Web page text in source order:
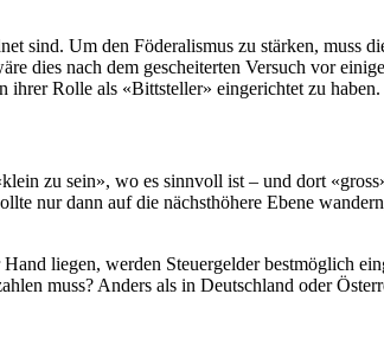
sind. Um den Föderalismus zu stärken, muss
dies nach dem gescheiterten Versuch vor
ihrer Rolle als «Bittsteller» eingerichtet zu haben.
zu sein», wo es sinnvoll ist – und dort
nur dann auf die nächsthöhere Ebene
liegen, werden Steuergelder bestmöglich
muss? Anders als in Deutschland oder